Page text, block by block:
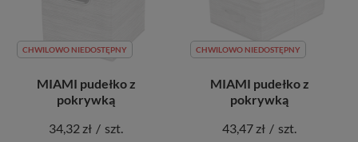
CHWILOWO NIEDOSTĘPNY
MIAMI pudełko z
pokrywką
34,32 zł / szt.
CHWILOWO NIEDOSTĘPNY
MIAMI pudełko z
pokrywką
43,47 zł / szt.